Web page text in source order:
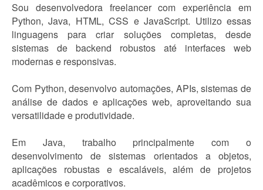
Sou desenvolvedora freelancer com experiência em
Python, Java, HTML, CSS e JavaScript. Utilizo essas
linguagens para criar soluções completas, desde
sistemas de backend robustos até interfaces web
modernas e responsivas.
Com Python, desenvolvo automações, APIs, sistemas de
análise de dados e aplicações web, aproveitando sua
versatilidade e produtividade.
Em Java, trabalho principalmente com o
desenvolvimento de sistemas orientados a objetos,
aplicações robustas e escaláveis, além de projetos
acadêmicos e corporativos.